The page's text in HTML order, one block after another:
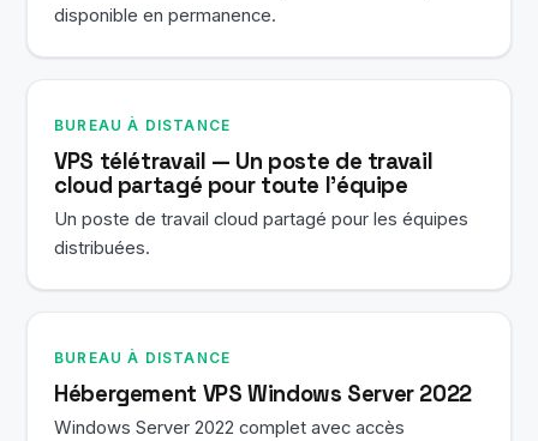
disponible en permanence.
BUREAU À DISTANCE
VPS télétravail — Un poste de travail
cloud partagé pour toute l'équipe
Un poste de travail cloud partagé pour les équipes
distribuées.
BUREAU À DISTANCE
Hébergement VPS Windows Server 2022
Windows Server 2022 complet avec accès